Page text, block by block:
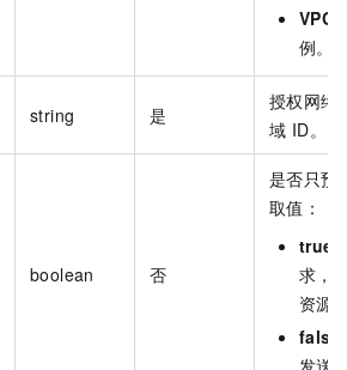
VPC
例。
string 是
授权网络
域 ID。
boolean 否
是否只预
取值：
true
求，
资源
false
发送